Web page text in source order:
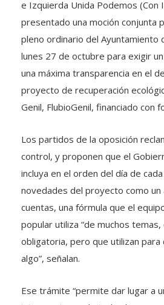
e Izquierda Unida Podemos (Con
presentado una moción conjunta
pleno ordinario del Ayuntamiento
lunes 27 de octubre para exigir
una máxima transparencia en el
proyecto de recuperación
Genil, FlubioGenil, financiado con
Los partidos de la oposición
control, y proponen que el
incluya en el orden del día de
novedades del proyecto como un
cuentas, una fórmula que el
popular utiliza “de muchos temas,
obligatoria, pero que utilizan para
algo”, señalan.
Ese trámite “permite dar lugar a